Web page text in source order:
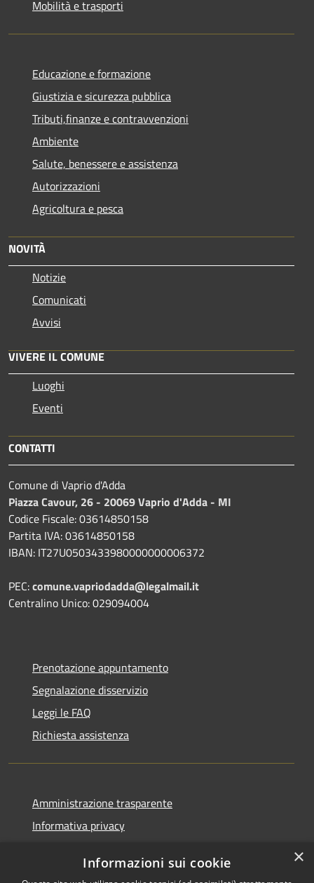
Mobilità e trasporti
Educazione e formazione
Giustizia e sicurezza pubblica
Tributi,finanze e contravvenzioni
Ambiente
Salute, benessere e assistenza
Autorizzazioni
Agricoltura e pesca
NOVITÀ
Notizie
Comunicati
Avvisi
VIVERE IL COMUNE
Luoghi
Eventi
CONTATTI
Comune di Vaprio d'Adda
Piazza Cavour, 26 - 20069 Vaprio d'Adda - MI
Codice Fiscale: 03614850158
Partita IVA: 03614850158
IBAN: IT27U0503433980000000006372
PEC:comune.vapriodadda@legalmail.it
Centralino Unico: 029094004
Prenotazione appuntamento
Segnalazione disservizio
Leggi le FAQ
Richiesta assistenza
Amministrazione trasparente
Informativa privacy
Dichiarazione di accessibilità
×
Informazioni sui cookie